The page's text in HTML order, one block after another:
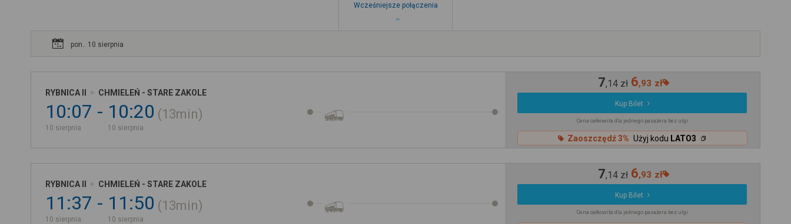
Wcześniejsze połączenia
pon.. 10 sierpnia
RYBNICA II CHMIELEŃ - STARE ZAKOLE
10:07
10 sierpnia
10:20
10 sierpnia
13min
7,14 zł 6,93 zł
Kup Bilet
Cena całkowita dla jednego pasażera bez ulgi
Zaoszczędź 3% Użyj kodu LATO3
RYBNICA II CHMIELEŃ - STARE ZAKOLE
11:37
10 sierpnia
11:50
10 sierpnia
13min
7,14 zł 6,93 zł
Kup Bilet
Cena całkowita dla jednego pasażera bez ulgi